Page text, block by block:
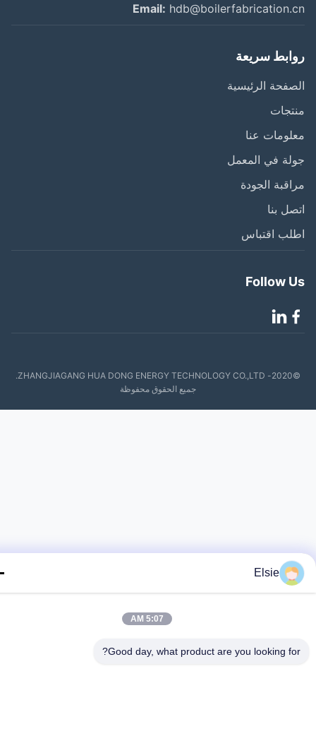
Email:
سريعة
الرئيسية
عنا
في المعمل
الجودة
بنا
اقتباس
Follow
©2020- ZHANGJIAGANG HUA DONG ENERGY TECHNOLOGY CO.,LTD.
جميع الحقوق محفوظة
Elsie
5:07 AM
Good day, what product are you looking